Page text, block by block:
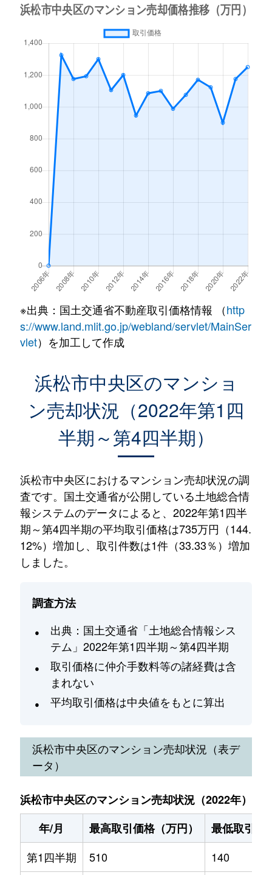
※出典：国土交通省不動産取引価格情報 （http
s://www.land.mlit.go.jp/webland/servlet/MainSer
vlet）を加工して作成
浜松市中央区のマンショ
ン売却状況（2022年第1四
半期～第4四半期）
浜松市中央区におけるマンション売却状況の調
査です。国土交通省が公開している土地総合情
報システムのデータによると、2022年第1四半
期～第4四半期の平均取引価格は735万円（144.
12%）増加し、取引件数は1件（33.33％）増加
しました。
調査方法
出典：国土交通省「土地総合情報シス
テム」2022年第1四半期～第4四半期
取引価格に仲介手数料等の諸経費は含
まれない
平均取引価格は中央値をもとに算出
浜松市中央区のマンション売却状況（表デ
ータ）
浜松市中央区のマンション売却状況（2022年）
年/月
最高取引価格（万円）
最低取引価
第1四半期
510 140